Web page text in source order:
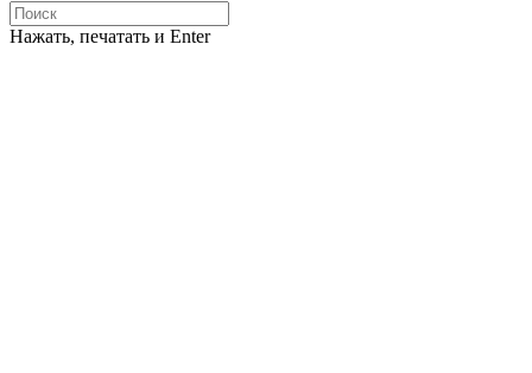
Нажать, печатать и Enter